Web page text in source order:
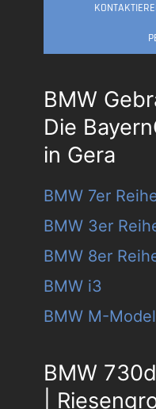
BMW
Die
in Gera
BMW 7er
BMW 3er
BMW 8er
BMW i3
BMW M-
BMW
|